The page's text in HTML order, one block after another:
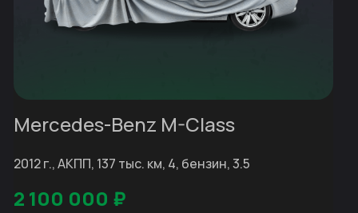
Mercedes-Benz M-Class
2012 г., АКПП, 137 тыс. км, 4, бензин, 3.5
2 100 000 ₽